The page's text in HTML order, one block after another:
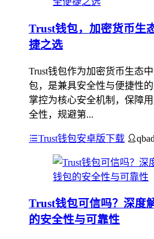
Trust钱包，加密货币生
捷之选
Trust钱包作为加密货币生态
包，是兼具安全性与便捷性
掌控为核心安全机制，保障
全性，规避第...
Trust钱包安卓版下载
Trust钱包可信吗？深度
的安全性与可靠性